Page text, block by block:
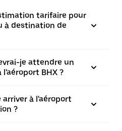
tarifaire pour
à destination de
je attendre un
BHX ?
à l'aéroport
?